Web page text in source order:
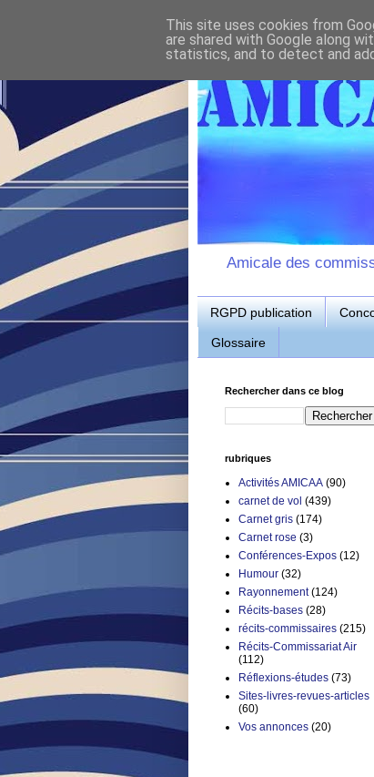
Amicale des
RGPD publication
Glossaire
Rechercher dans ce blog
rubriques
Activités AMICAA (90)
carnet de vol (439)
Carnet gris (174)
Carnet rose (3)
Conférences-Expos (12)
Humour (32)
Rayonnement (124)
Récits-bases (28)
récits-commissaires (215)
Récits-Commissariat Air
(112)
Réflexions-études (73)
Sites-livres-revues-articles
(60)
Vos annonces (20)
This site uses cookies from
are shared with Google along
statistics, and to detect and